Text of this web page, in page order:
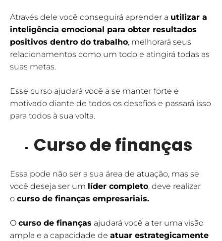
Através dele você conseguirá aprender a utilizar a
inteligência emocional para obter resultados
positivos dentro do trabalho, melhorará seus
relacionamentos como um todo e atingirá todas as
suas metas.
Esse curso ajudará você a se manter forte e
motivado diante de todos os desafios e passará isso
para todos à sua volta.
Curso de finanças
Essa pode não ser a sua área de atuação, mas se
você deseja ser um líder completo, deve realizar
o curso de finanças empresariais.
O curso de finanças ajudará você a ter uma visão
ampla e a capacidade de atuar estrategicamente